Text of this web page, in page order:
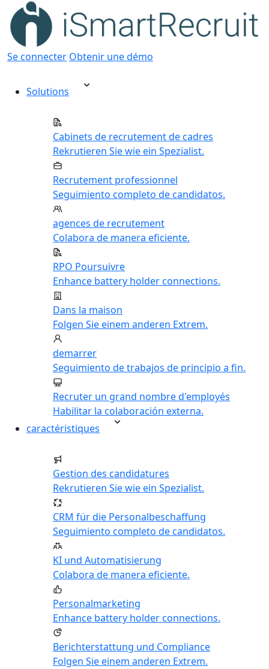
Se connecter Obtenir une démo
Solutions
Cabinets de recrutement de cadres
Rekrutieren Sie wie ein Spezialist.
Recrutement professionnel
Seguimiento completo de candidatos.
agences de recrutement
Colabora de manera eficiente.
RPO Poursuivre
Enhance battery holder connections.
Dans la maison
Folgen Sie einem anderen Extrem.
demarrer
Seguimiento de trabajos de principio a fin.
Recruter un grand nombre d'employés
Habilitar la colaboración externa.
caractéristiques
Gestion des candidatures
Rekrutieren Sie wie ein Spezialist.
CRM für die Personalbeschaffung
Seguimiento completo de candidatos.
KI und Automatisierung
Colabora de manera eficiente.
Personalmarketing
Enhance battery holder connections.
Berichterstattung und Compliance
Folgen Sie einem anderen Extrem.